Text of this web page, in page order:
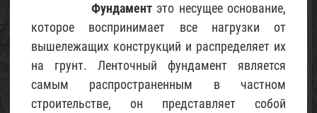
Фундамент это несущее основание,
которое воспринимает все нагрузки от
вышележащих конструкций и распределяет их
на грунт. Ленточный фундамент является
самым распространенным в частном
строительстве, он представляет собой
трехэтажного
домика
для
6